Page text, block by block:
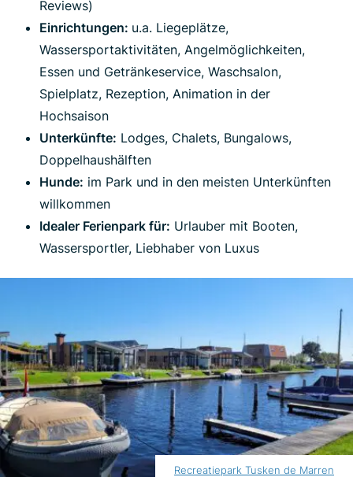
Reviews)
Einrichtungen: u.a. Liegeplätze,
Wassersportaktivitäten, Angelmöglichkeiten,
Essen und Getränkeservice, Waschsalon,
Spielplatz, Rezeption, Animation in der
Hochsaison
Unterkünfte: Lodges, Chalets, Bungalows,
Doppelhaushälften
Hunde: im Park und in den meisten Unterkünften
willkommen
Idealer Ferienpark für: Urlauber mit Booten,
Wassersportler, Liebhaber von Luxus
Recreatiepark Tusken de Marren